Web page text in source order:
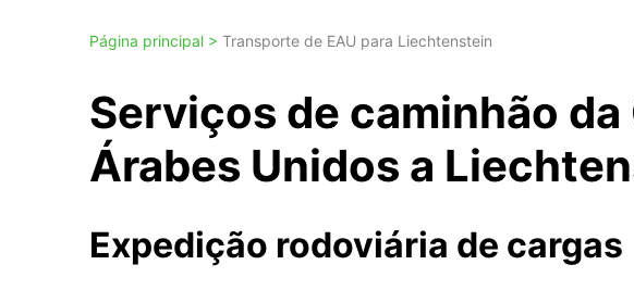
Página principal > Transporte de EAU para Liechtenstein
Serviços de caminhão
Árabes Unidos a
Expedição rodoviária de cargas